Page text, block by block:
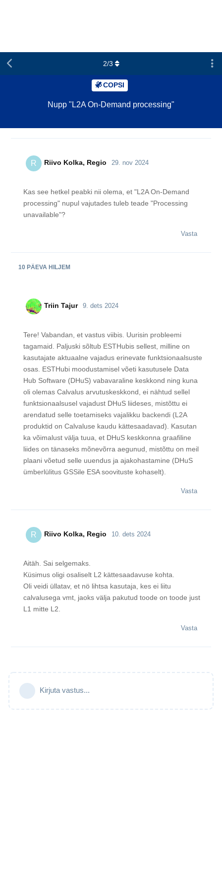
COPSI
Nupp "L2A On-Demand processing"
2/3
R Riivo Kolka, Regio 29. nov 2024
Kas see hetkel peabki nii olema, et "L2A On-Demand
processing" nupul vajutades tuleb teade "Processing
unavailable"?
Vasta
10 PÄEVA HILJEM
Triin Tajur 9. dets 2024
Tere! Vabandan, et vastus viibis. Uurisin probleemi
tagamaid. Paljuski sõltub ESTHubis sellest, milline on
kasutajate aktuaalne vajadus erinevate funktsionaalsuste
osas. ESTHubi moodustamisel võeti kasutusele Data
Hub Software (DHuS) vabavaraline keskkond ning kuna
oli olemas Calvalus arvutuskeskkond, ei nähtud sellel
funktsionaalsusel vajadust DHuS liideses, mistõttu ei
arendatud selle toetamiseks vajalikku backendi (L2A
produktid on Calvaluse kaudu kättesaadavad). Kasutan
ka võimalust välja tuua, et DHuS keskkonna graafiline
liides on tänaseks mõnevõrra aegunud, mistõttu on meil
plaani võetud selle uuendus ja ajakohastamine (DHuS
ümberlülitus GSSile ESA soovituste kohaselt).
Vasta
R Riivo Kolka, Regio 10. dets 2024
Aitäh. Sai selgemaks.
Küsimus oligi osaliselt L2 kättesaadavuse kohta.
Oli veidi üllatav, et nö lihtsa kasutaja, kes ei liitu
calvalusega vmt, jaoks välja pakutud toode on toode just
L1 mitte L2.
Vasta
Kirjuta vastus...